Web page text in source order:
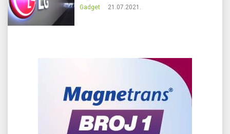
Gadget 21.07.2021.